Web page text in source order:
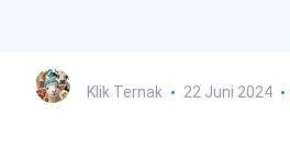
Klik Ternak 22 Juni 2024